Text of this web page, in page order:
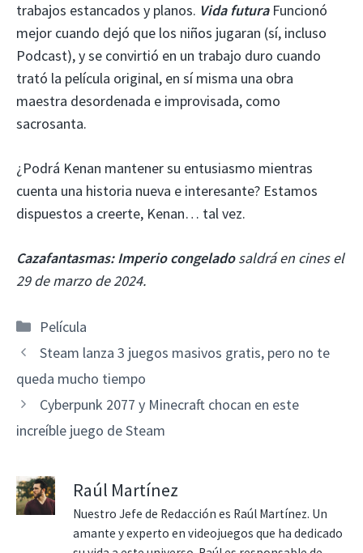
trabajos estancados y planos. Vida futuraFuncionó
mejor cuando dejó que los niños jugaran (sí, incluso
Podcast), y se convirtió en un trabajo duro cuando
trató la película original, en sí misma una obra
maestra desordenada e improvisada, como
sacrosanta.
¿Podrá Kenan mantener su entusiasmo mientras
cuenta una historia nueva e interesante? Estamos
dispuestos a creerte, Kenan… tal vez.
Cazafantasmas: Imperio congeladosaldrá en cines el
29 de marzo de 2024.
Categorías
Película
Steam lanza 3 juegos masivos gratis, pero no te
queda mucho tiempo
Cyberpunk 2077 y Minecraft chocan en este
increíble juego de Steam
Raúl Martínez
Nuestro Jefe de Redacción es Raúl Martínez. Un
amante y experto en videojuegos que ha dedicado